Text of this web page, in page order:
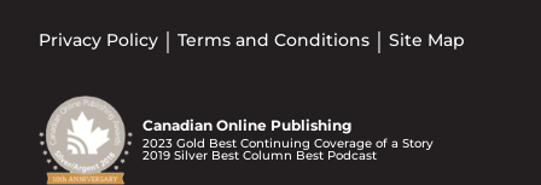
Privacy Policy Terms and Conditions Site Map
Canadian Online Publishing
2023 Gold Best Continuing Coverage of a Story
2019 Silver Best Column Best Podcast